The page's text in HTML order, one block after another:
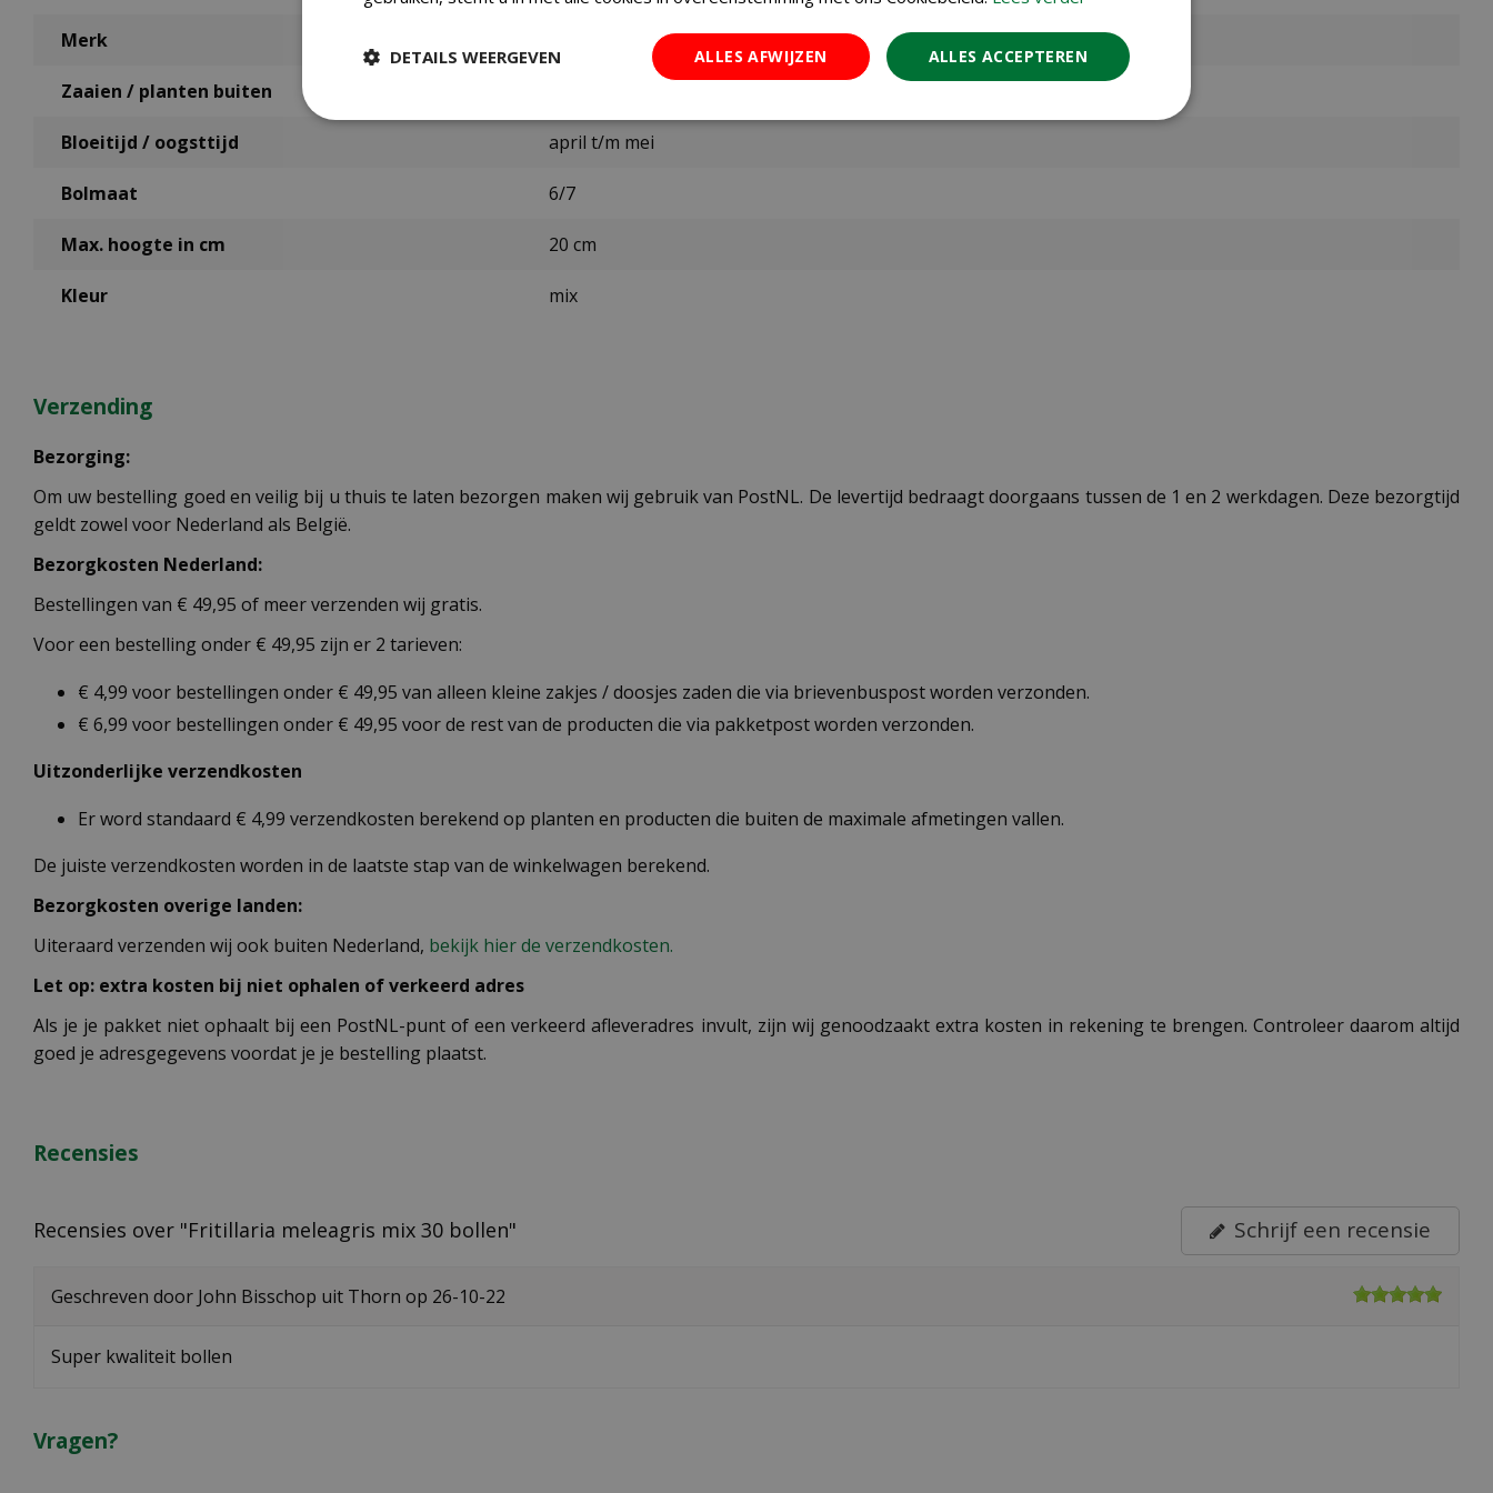
Merk
Zaaien / planten buiten
Bloeitijd / oogsttijd april t/m mei
Bolmaat 6/7
Max. hoogte in cm 20 cm
Kleur mix
Verzending
Bezorging:
Om uw bestelling goed en veilig bij u thuis te laten bezorgen maken wij gebruik van PostNL. De levertijd bedraagt doorgaans tussen de 1 en 2 werkdagen. Deze bezorgtijd
geldt zowel voor Nederland als België.
Bezorgkosten Nederland:
Bestellingen van € 49,95 of meer verzenden wij gratis.
Voor een bestelling onder € 49,95 zijn er 2 tarieven:
€ 4,99 voor bestellingen onder € 49,95 van alleen kleine zakjes / doosjes zaden die via brievenbuspost worden verzonden.
€ 6,99 voor bestellingen onder € 49,95 voor de rest van de producten die via pakketpost worden verzonden.
Uitzonderlijke verzendkosten
Er word standaard € 4,99 verzendkosten berekend op planten en producten die buiten de maximale afmetingen vallen.
De juiste verzendkosten worden in de laatste stap van de winkelwagen berekend.
Bezorgkosten overige landen:
Uiteraard verzenden wij ook buiten Nederland, bekijk hier de verzendkosten.
Let op: extra kosten bij niet ophalen of verkeerd adres
Als je je pakket niet ophaalt bij een PostNL-punt of een verkeerd afleveradres invult, zijn wij genoodzaakt extra kosten in rekening te brengen. Controleer daarom altijd
goed je adresgegevens voordat je je bestelling plaatst.
Recensies
Recensies over "Fritillaria meleagris mix 30 bollen" Schrijf een recensie
Geschreven door John Bisschop uit Thorn op 26-10-22
Super kwaliteit bollen
Vragen?
ALLES ACCEPTEREN
ALLES AFWIJZEN
DETAILS WEERGEVEN